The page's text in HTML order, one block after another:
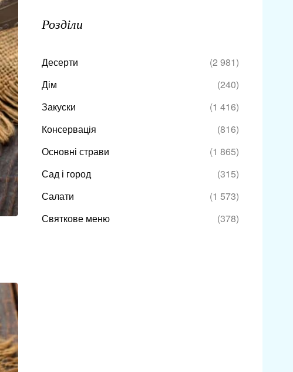
Розділи
Десерти
(2 981)
Дім
(240)
Закуски
(1 416)
Консервація
(816)
Основні страви
(1 865)
Сад і город
(315)
Салати
(1 573)
Святкове меню
(378)